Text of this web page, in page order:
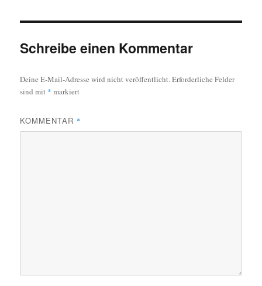
Schreibe einen Kommentar
Deine E-Mail-Adresse wird nicht veröffentlicht.Erforderliche Felder
sind mit * markiert
KOMMENTAR *